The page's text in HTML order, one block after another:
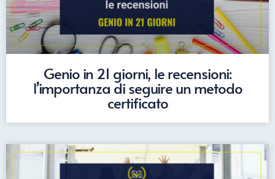
Genio in 21 giorni, le recensioni:
l’importanza di seguire un metodo
certificato